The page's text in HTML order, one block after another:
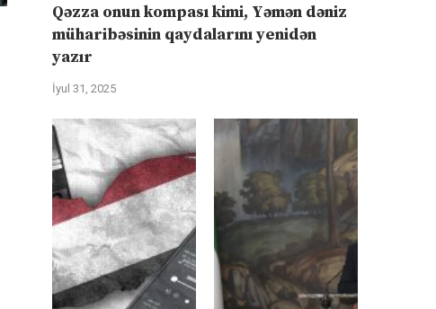
Qəzza onun kompası kimi, Yəmən dəniz
müharibəsinin qaydalarını yenidən
yazır
İyul 31, 2025